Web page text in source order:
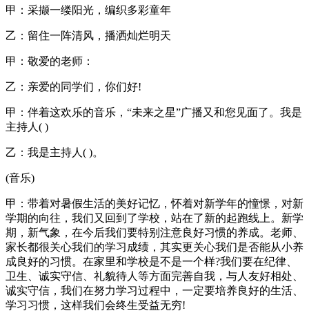
甲：采撷一缕阳光，编织多彩童年
乙：留住一阵清风，播洒灿烂明天
甲：敬爱的老师：
乙：亲爱的同学们，你们好!
甲：伴着这欢乐的音乐，“未来之星”广播又和您见面了。我是
主持人( )
乙：我是主持人( )。
(音乐)
甲：带着对暑假生活的美好记忆，怀着对新学年的憧憬，对新
学期的向往，我们又回到了学校，站在了新的起跑线上。新学
期，新气象，在今后我们要特别注意良好习惯的养成。老师、
家长都很关心我们的学习成绩，其实更关心我们是否能从小养
成良好的习惯。在家里和学校是不是一个样?我们要在纪律、
卫生、诚实守信、礼貌待人等方面完善自我，与人友好相处、
诚实守信，我们在努力学习过程中，一定要培养良好的生活、
学习习惯，这样我们会终生受益无穷!